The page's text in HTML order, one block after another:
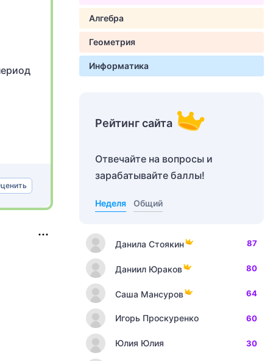
Алгебра
Геометрия
Информатика
Рейтинг сайта
Отвечайте на вопросы и
зарабатывайте баллы!
Неделя Общий
Данила Стоякин 87
Даниил Юраков 80
Саша Мансуров 64
Игорь Проскуренко 60
Юлия Юлия 30